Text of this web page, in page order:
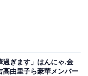
過ぎます」はんにゃ.金
高由里子ら豪華メンバー